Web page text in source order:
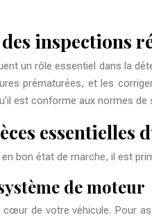
inspections
un rôle essentiel dans la
prématurées, et les
est conforme aux normes de
essentielles
bon état de marche, il est
de moteur
de votre véhicule. Pour